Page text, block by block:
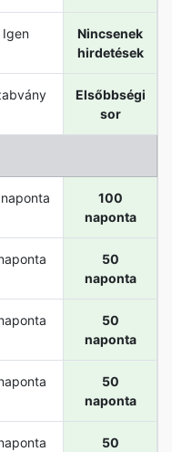
Igen
Nincsenek
hirdetések
Elsőbbségi
sor
100
naponta
50
naponta
50
naponta
50
naponta
50